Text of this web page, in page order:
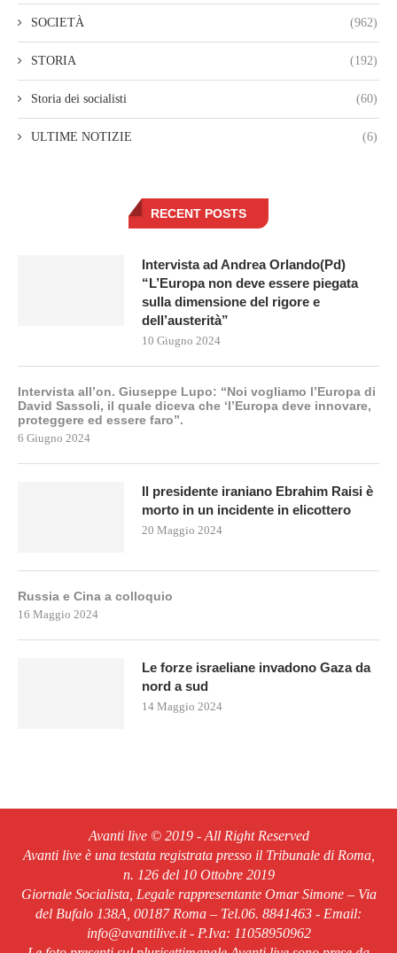
SOCIETÀ (962)
STORIA (192)
Storia dei socialisti (60)
ULTIME NOTIZIE (6)
RECENT POSTS
Intervista ad Andrea Orlando(Pd)
“L’Europa non deve essere piegata
sulla dimensione del rigore e
dell’austerità”
10 Giugno 2024
Intervista all’on. Giuseppe Lupo: “Noi vogliamo l’Europa di
David Sassoli, il quale diceva che ‘l’Europa deve innovare,
proteggere ed essere faro”.
6 Giugno 2024
Il presidente iraniano Ebrahim Raisi è
morto in un incidente in elicottero
20 Maggio 2024
Russia e Cina a colloquio
16 Maggio 2024
Le forze israeliane invadono Gaza da
nord a sud
14 Maggio 2024
Avanti live © 2019 - All Right Reserved
Avanti live è una testata registrata presso il Tribunale di Roma,
n. 126 del 10 Ottobre 2019
Giornale Socialista, Legale rappresentante Omar Simone – Via
del Bufalo 138A, 00187 Roma – Tel.06. 8841463 - Email:
info@avantilive.it - P.Iva: 11058950962